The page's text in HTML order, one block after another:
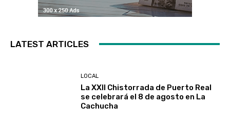
LATEST ARTICLES
LOCAL
La XXII Chistorrada de Puerto Real
se celebrará el 8 de agosto en La
Cachucha